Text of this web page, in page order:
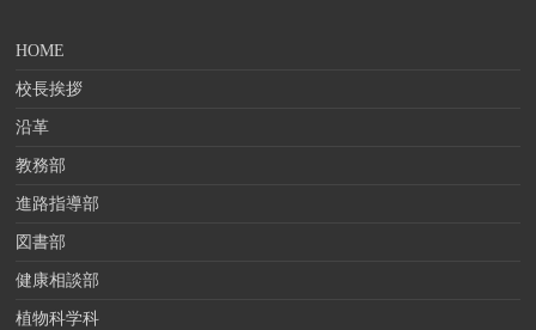
HOME
校長挨拶
沿革
教務部
進路指導部
図書部
健康相談部
植物科学科